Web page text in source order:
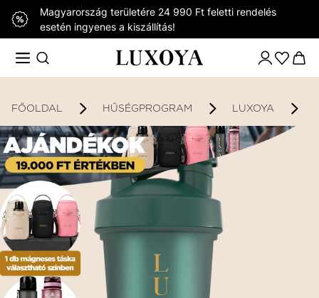
Magyarország területére 24 990 Ft feletti rendelés
esetén ingyenes a kiszállítás!
FŐOLDAL HŰSÉGPROGRAM LUXOYA